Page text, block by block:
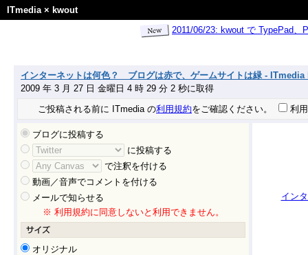
ITmedia× kwout
2011/06/23: kwout で TypePad
インターネットは何色？ ブログは赤で、ゲームサイトは緑 - ITmedia
2009 年 3 月 27 日 金曜日 4 時 29 分 2 秒に取得
ご投稿される前に ITmedia の利用規約をご確認ください。 利
ブログに投稿する
に投稿する
で注釈を付ける
動画／音声でコメントを付ける
メールで知らせる
※ 利用規約に同意しないと利用できません。
オリジナル
イン